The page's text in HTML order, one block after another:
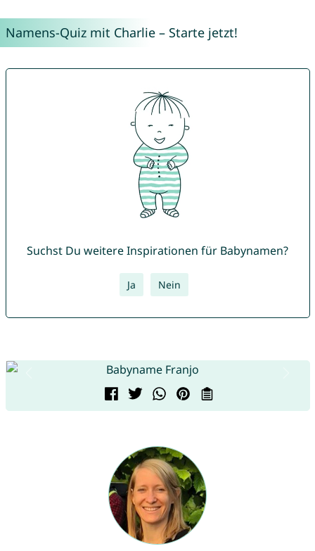
Namens-Quiz mit Charlie – Starte jetzt!
Suchst Du weitere Inspirationen für Babynamen?
Ja Nein